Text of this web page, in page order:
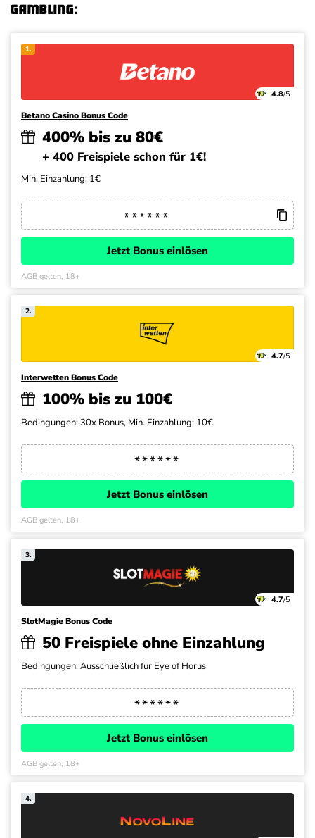
Gambling:
1.
4.8/5
Betano Casino Bonus Code
400% bis zu 80€
+ 400 Freispiele schon für 1€!
Min. Einzahlung: 1€
Jetzt Bonus einlösen
AGB gelten, 18+
2.
4.7/5
Interwetten Bonus Code
100% bis zu 100€
Bedingungen: 30x Bonus, Min. Einzahlung: 10€
Jetzt Bonus einlösen
AGB gelten, 18+
3.
4.7/5
SlotMagie Bonus Code
50 Freispiele ohne Einzahlung
Bedingungen: Ausschließlich für Eye of Horus
Jetzt Bonus einlösen
AGB gelten, 18+
4.